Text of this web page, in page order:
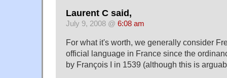
Laurent C said,
July 9, 2008 @ 6:08 am
For what it's worth, we generally consider
official language in France since the
by François I in 1539 (although this is